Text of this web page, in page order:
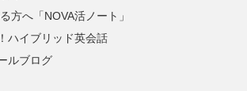
方へ「NOVA活ノート」
ハイブリッド英会話
ルブログ